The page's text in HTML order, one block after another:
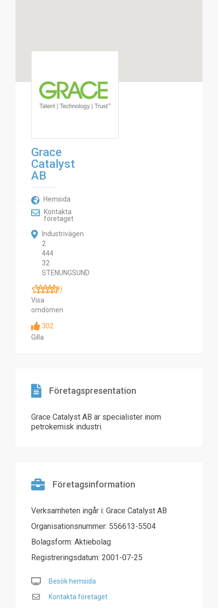
Grace
Catalyst
AB
Hemsida
Kontakta
företaget
Industrivägen
2
444
32
STENUNGSUND
(0)
Visa
omdömen
302
Gilla
Företagspresentation
Grace Catalyst AB är specialister inom
petrokemisk industri.
Företagsinformation
Verksamheten ingår i: Grace Catalyst AB
Organisationsnummer: 556613-5504
Bolagsform: Aktiebolag
Registreringsdatum: 2001-07-25
Besök hemsida
Kontakta företaget